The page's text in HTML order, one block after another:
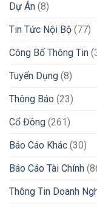
Dự Án (8)
Tin Tức Nội Bộ (77)
Công Bố Thông Tin
Tuyển Dụng (8)
Thông Báo (23)
Cổ Đông (261)
Báo Cáo Khác (30)
Báo Cáo Tài Chính
Thông Tin Doanh